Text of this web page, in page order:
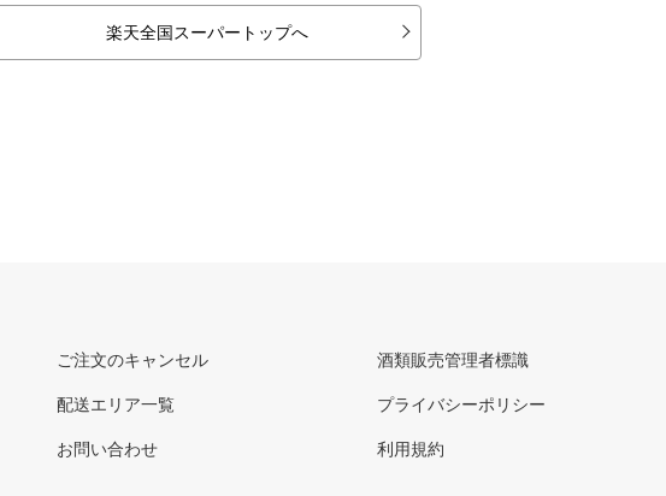
楽天全国スーパートップへ
ご注文のキャンセル
配送エリア一覧
お問い合わせ
酒類販売管理者標識
プライバシーポリシー
利用規約